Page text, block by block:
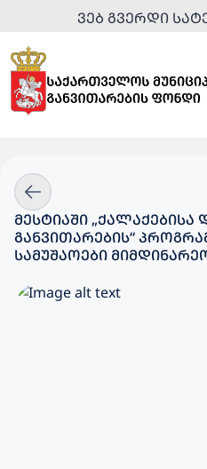
ᲕᲔᲑ ᲒᲕᲔᲠᲓᲘ
ᲛᲔᲡᲢᲘᲐᲨᲘ
ᲒᲐᲜᲕᲘᲗᲐᲠᲔᲑᲘᲡ“
ᲡᲐᲛᲣᲨᲐᲝᲔᲑᲘ